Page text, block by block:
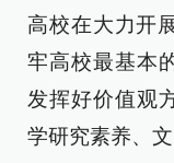
高校在大力开
牢高校最基本
发挥好价值观
学研究素养、